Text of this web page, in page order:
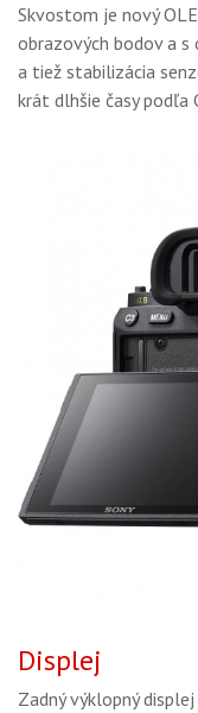
Skvostom je nový
obrazových bodov a
a tiež stabilizácia
krát dlhšie časy podľa
Displej
Zadný výklopný